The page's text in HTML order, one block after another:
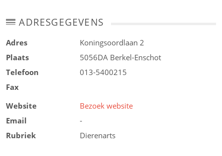
ADRESGEGEVENS
Adres
Koningsoordlaan 2
Plaats
5056DA Berkel-Enschot
Telefoon
013-5400215
Fax
Website
Bezoek website
Email
-
Rubriek
Dierenarts